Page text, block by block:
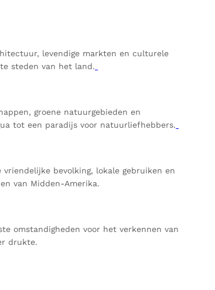
levendige markten en culturele
steden van het land.
groene natuurgebieden en
tot een paradijs voor natuurliefhebbers.
bevolking, lokale gebruiken en
van Midden-Amerika.
omstandigheden voor het verkennen van
drukte.